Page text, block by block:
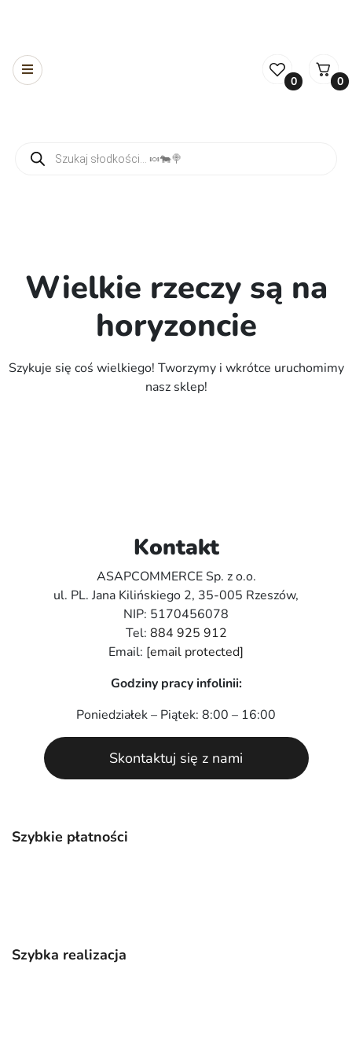
0 0
Wielkie rzeczy są na
horyzoncie
Szykuje się coś wielkiego! Tworzymy i wkrótce uruchomimy
nasz sklep!
Szybkie płatności
Szybka realizacja
Kontakt
ASAPCOMMERCE Sp. z o.o.
ul. PL. Jana Kilińskiego 2, 35-005 Rzeszów,
NIP: 5170456078
Tel: 884 925 912
Email: [email protected]
Godziny pracy infolinii:
Poniedziałek – Piątek: 8:00 – 16:00
Skontaktuj się z nami